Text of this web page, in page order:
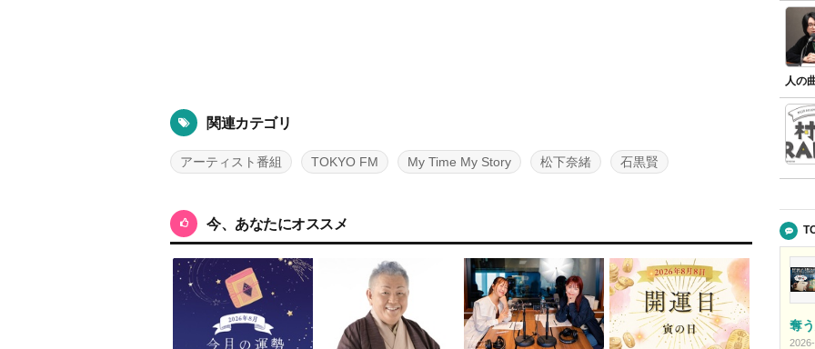
関連カテゴリ
アーティスト番組 TOKYO FM My Time My Story 松下奈緒 石黒賢
今、あなたにオススメ
人の
奪